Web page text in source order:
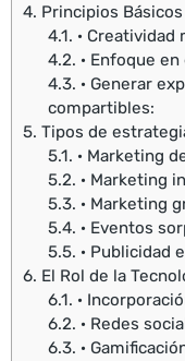
4. Principios
4.1. · Creatividad
4.2. · Enfoque
4.3. · Generar
compartibles:
5. Tipos de
5.1. · Marketing
5.2. · Marketing
5.3. · Marketing
5.4. · Eventos
5.5. · Publicidad
6. El Rol de la
6.1. ·
6.2. · Redes
6.3. ·